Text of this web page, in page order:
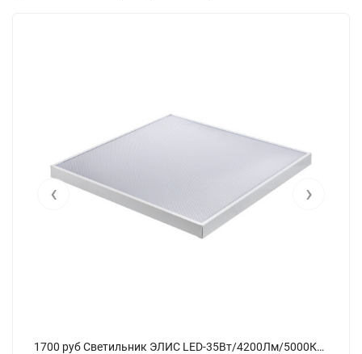
1700 руб Светильник ЭЛИС LED-35Вт/4200Лм/5000К/40, прозр - фото
‹ ›